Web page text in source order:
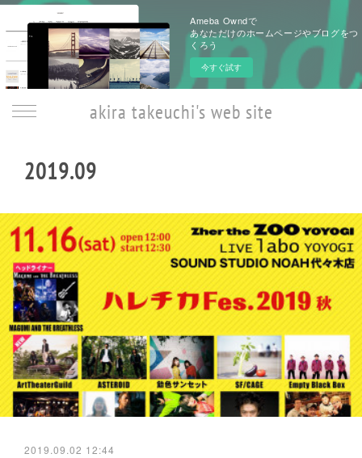
Ameba Owndで
あなただけのホームページやブログをつ
くろう
今すぐ試す
akira takeuchi's web site
2019.09
2019.09.02 12:44